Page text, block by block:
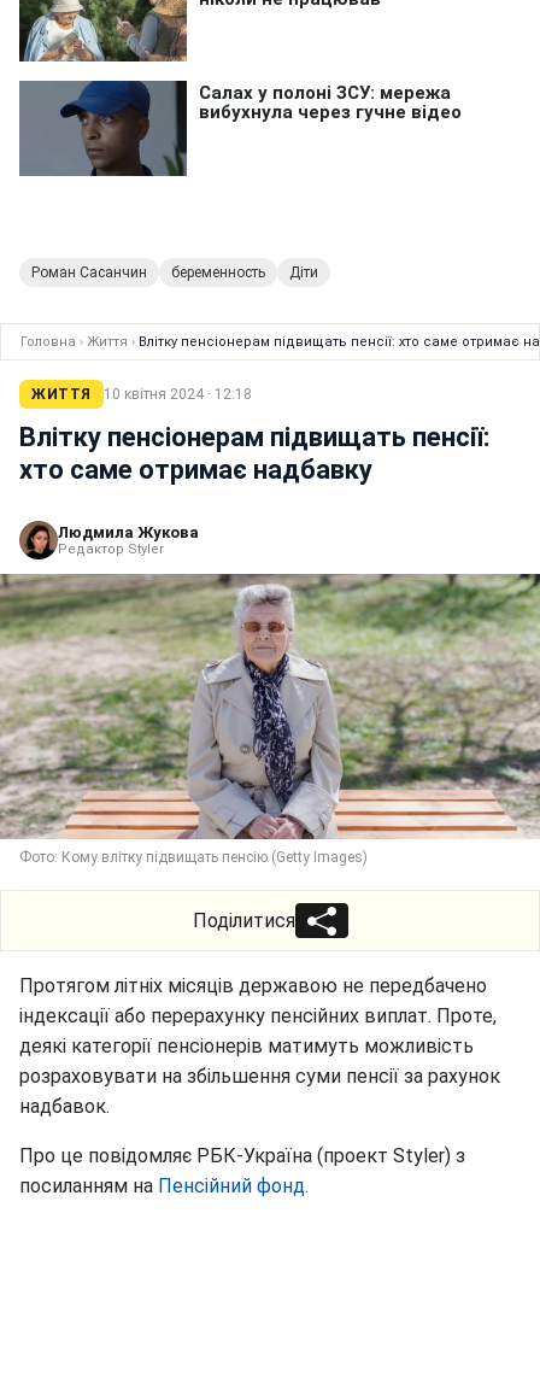
Роман Сасанчин беременность Діти
Головна › Життя › Влітку пенсіонерам підвищать пенсії: хто саме отримає
ЖИТТЯ 10 квітня 2024 · 12:18
Влітку пенсіонерам підвищать пенсії:
хто саме отримає надбавку
Людмила Жукова
Редактор Styler
Фото: Кому влітку підвищать пенсію (Getty Images)
Поділитися
Протягом літніх місяців державою не передбачено
індексації або перерахунку пенсійних виплат. Проте,
деякі категорії пенсіонерів матимуть можливість
розраховувати на збільшення суми пенсії за рахунок
надбавок.
Про це повідомляє РБК-Україна (проект Styler) з
посиланням на Пенсійний фонд.